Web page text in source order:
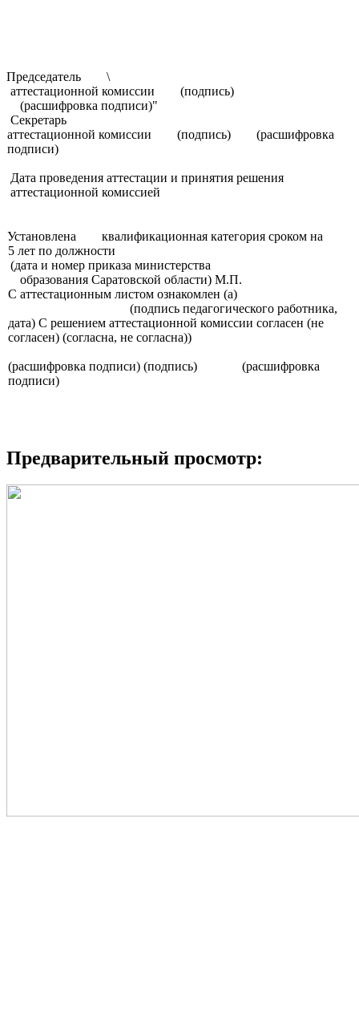
Председатель \
аттестационной комиссии (подпись)
(расшифровка подписи)"
Секретарь
аттестационной комиссии (подпись) (расшифровка
подписи)
Дата проведения аттестации и принятия решения
аттестационной комиссией
Установлена квалификационная категория сроком на
5 лет по должности
(дата и номер приказа министерства
образования Саратовской области) М.П.
С аттестационным листом ознакомлен (а)
(подпись педагогического работника,
дата) С решением аттестационной комиссии согласен (не
согласен) (согласна, не согласна))
(расшифровка подписи) (подпись) (расшифровка
подписи)
Предварительный просмотр: